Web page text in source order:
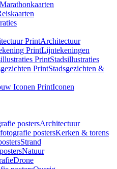
Marathonkaarten
Architectuur
Lijntekeningen
Stadsillustraties
Stadsgezichten &
Iconen
Architectuur
Kerken & torens
Strand
Natuur
Drone